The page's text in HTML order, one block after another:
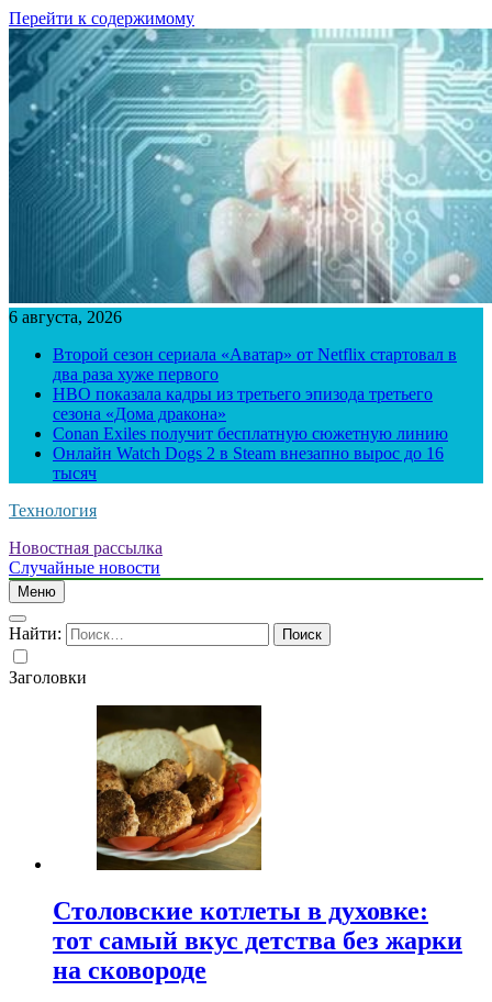
Перейти к содержимому
6 августа, 2026
Второй сезон сериала «Аватар» от Netflix стартовал в
два раза хуже первого
HBO показала кадры из третьего эпизода третьего
сезона «Дома дракона»
Conan Exiles получит бесплатную сюжетную линию
Онлайн Watch Dogs 2 в Steam внезапно вырос до 16
тысяч
Технология
Новостная рассылка
Случайные новости
Меню
Найти:
Заголовки
Столовские котлеты в духовке:
тот самый вкус детства без жарки
на сковороде